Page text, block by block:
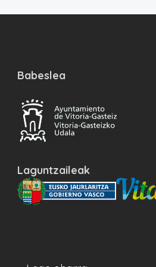
Babeslea
Laguntzaileak